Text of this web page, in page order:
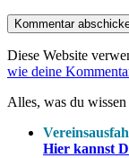
Diese Website
wie deine
Alles, was du wissen
Hier kannst